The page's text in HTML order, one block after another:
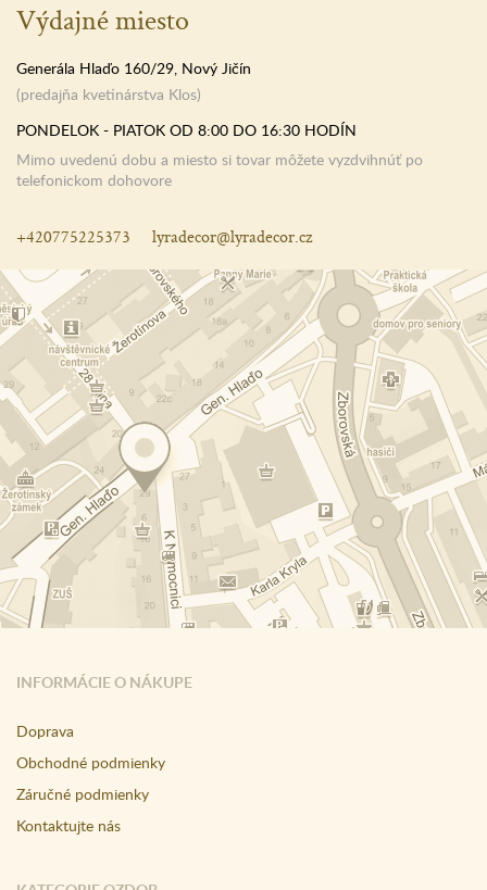
INFORMÁCIE O NÁKUPE
Doprava
Obchodné podmienky
Záručné podmienky
Kontaktujte nás
Výdajné miesto
Generála Hlaďo 160/29, Nový Jičín
(predajňa kvetinárstva Klos)
PONDELOK - PIATOK OD 8:00 DO 16:30 HODÍN
Mimo uvedenú dobu a miesto si tovar môžete vyzdvihnúť po
telefonickom dohovore
+420775225373 lyradecor@lyradecor.cz